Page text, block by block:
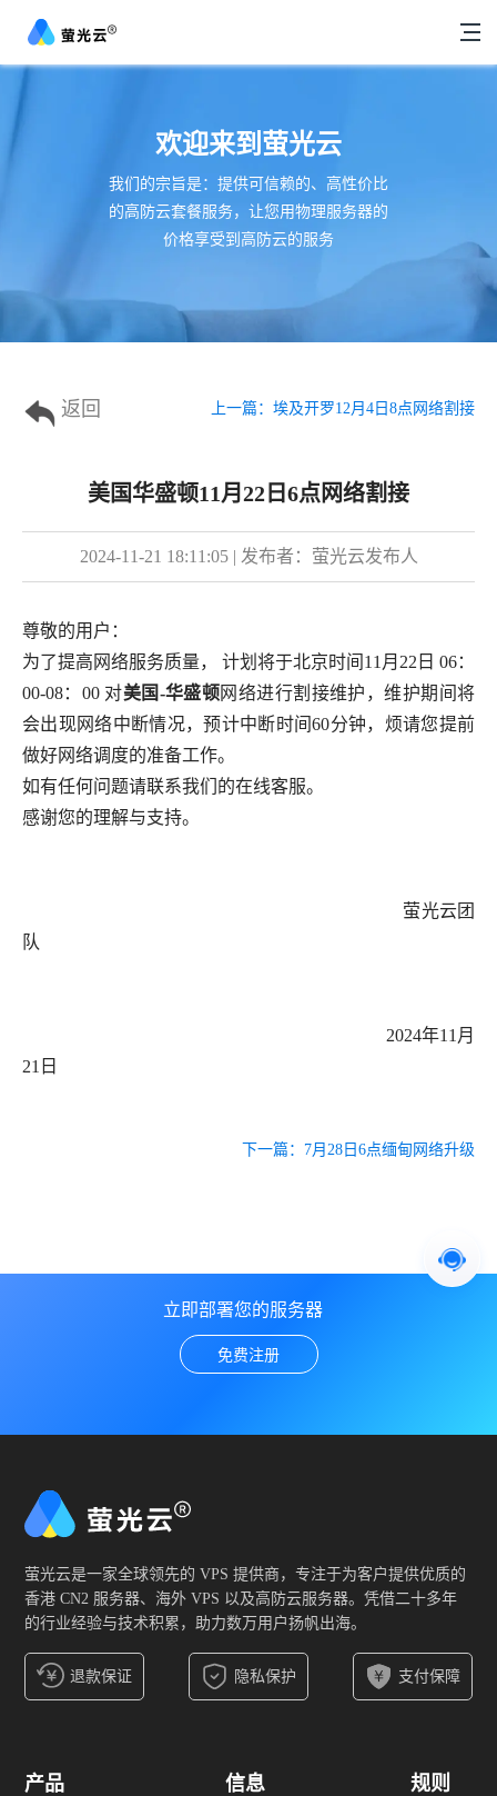
欢迎来到萤光云
我们的宗旨是：提供可信赖的、高性价比
的高防云套餐服务，让您用物理服务器的
价格享受到高防云的服务
返回 上一篇： 埃及开罗12月4日8点网络割接
美国华盛顿11月22日6点网络割接
2024-11-21 18:11:05| 发布者： 萤光云发布人
尊敬的用户：
为了提高网络服务质量， 计划将于北京时间11月22日 06：
00-08：00 对美国-华盛顿网络进行割接维护，维护期间将
会出现网络中断情况，预计中断时间60分钟，烦请您提前
做好网络调度的准备工作。
如有任何问题请联系我们的在线客服。
感谢您的理解与支持。
萤光云团
队
2024年11月
21日
下一篇： 7月28日6点缅甸网络升级
立即部署您的服务器
免费注册
产品 信息 规则
萤光云是一家全球领先的 VPS 提供商，专注于为客户提供优质的
香港 CN2 服务器、海外 VPS 以及高防云服务器。凭借二十多年
的行业经验与技术积累，助力数万用户扬帆出海。
退款保证 隐私保护 支付保障